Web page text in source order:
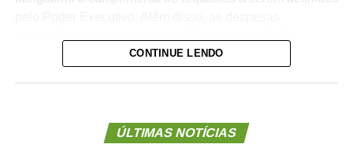
A lei proíbe o uso dessas emendas para pagamento de
não seja relativo ao atendimento pré-hospitalar.
CONTINUE LENDO
ÚLTIMAS NOTÍCIAS